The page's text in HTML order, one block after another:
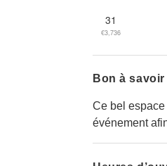
31
€3,736
Bon à savoir
Ce bel
événement